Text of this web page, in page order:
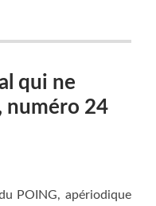
qui ne
numéro 24
POING, apériodique